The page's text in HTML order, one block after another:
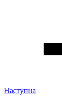
Наступна